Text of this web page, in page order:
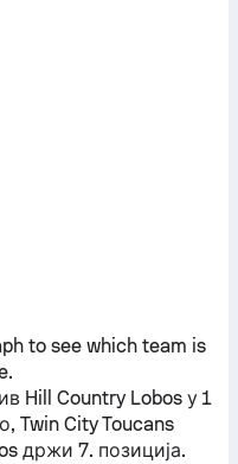
to see which team is
Hill Country Lobosу 1
Twin City Toucans
држи 7. позиција.